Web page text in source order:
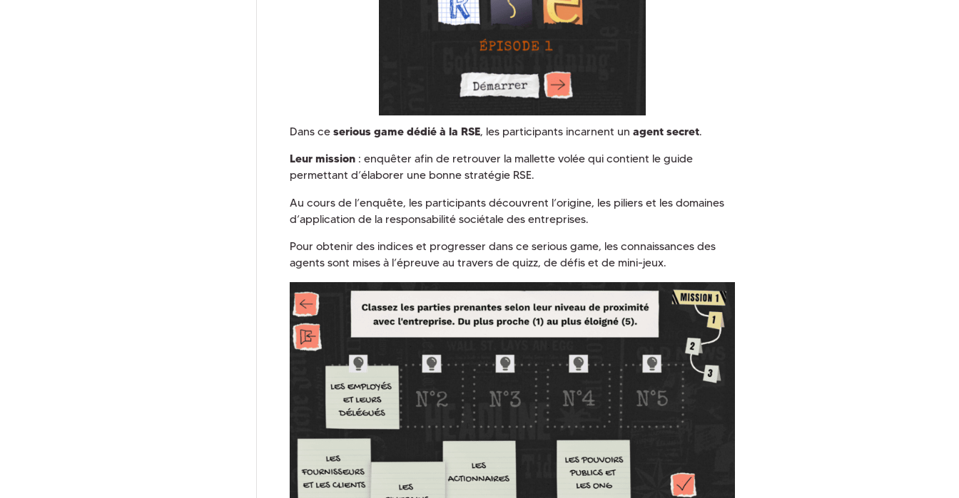
Dans ceserious game dédié à la RSE, les participants incarnent unagent secret.
Leur mission : enquêter afin de retrouver la mallette volée qui contient le guide
permettant d’élaborer une bonne stratégie RSE.
Au cours de l’enquête, les participants découvrent l’origine, les piliers et les domaines
d’application de la responsabilité sociétale des entreprises.
Pour obtenir des indices et progresser dans ce serious game, les connaissances des
agents sont mises à l’épreuve au travers de quizz, de défis et de mini-jeux.